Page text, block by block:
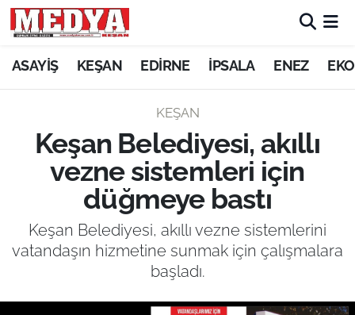
ASAYİŞ KEŞAN EDİRNE İPSALA ENEZ
KEŞAN
Keşan Belediyesi, akıllı
vezne sistemleri için
düğmeye bastı
Keşan Belediyesi, akıllı vezne sistemlerini
vatandaşın hizmetine sunmak için çalışmalara
başladı.
KEŞAN
ASAYİŞ
SİYASET
GÜNDEM
EKONOMİ
SAĞLIK